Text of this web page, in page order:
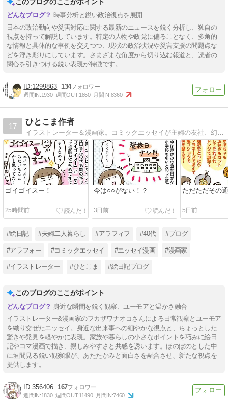
時事分析と鋭い政治視点を展開
日本の政治動向や災害対応に関する最新のニュースを鋭く分析し、独自の
視点を持って解説しています。特定の人物や政党に偏ることなく、多角的
な情報と具体的な事例を交えつつ、現状の政治状況や災害支援の問題点な
どを浮き彫りにしています。さまざまな角度から切り込む報道と、読者の
関心を引きつける鋭い表現が特徴です。
1299863 134
週間IN:1930 週間OUT:1850 月間IN:8360
17
ひとこま作者
ゴイゴイスー！
25時間前
今は○○がない！？
3日前
ただただその
5日前
#絵日記 #夫婦二人暮らし #アラフィフ #40代 #ブログ
#アラフォー #コミックエッセイ #エッセイ漫画 #漫画家
#イラストレーター #ひとこま #絵日記ブログ
このブログのここがポイント
身近な瞬間を鋭く観察、ユーモアと温かさ融合
イラストレーター&漫画家のフカザワナオコさんによる日常観察とユーモア
を織り交ぜたエッセイ。身近な出来事への細やかな視点と、ちょっとした
驚きや発見を軽やかに表現。家族や暮らしの小さなポイントを巧みに絵日
記やコマ漫画で描き、親しみやすさと共感を誘います。ほのぼのとした中
に垣間見る鋭い観察眼が、あたたかみと面白さを融合させ、新たな視点を
提供します。
356406 167
週間IN:1830 週間OUT:11490 月間IN:7460